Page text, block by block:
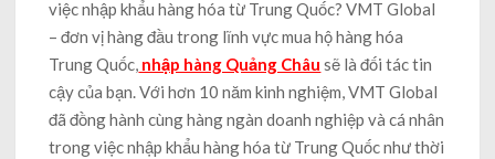
việc nhập khẩu hàng hóa từ Trung Quốc? VMT Global
– đơn vị hàng đầu trong lĩnh vực mua hộ hàng hóa
Trung Quốc, nhập hàng Quảng Châu sẽ là đối tác tin
cậy của bạn. Với hơn 10 năm kinh nghiệm, VMT Global
đã đồng hành cùng hàng ngàn doanh nghiệp và cá nhân
trong việc nhập khẩu hàng hóa từ Trung Quốc như thời